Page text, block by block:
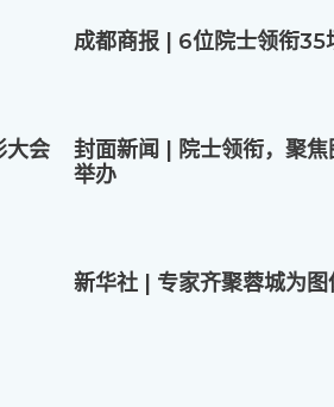
成都商报 | 6位院士领衔
大会
封面新闻 | 院士领衔，聚
举办
新华社 | 专家齐聚蓉城为